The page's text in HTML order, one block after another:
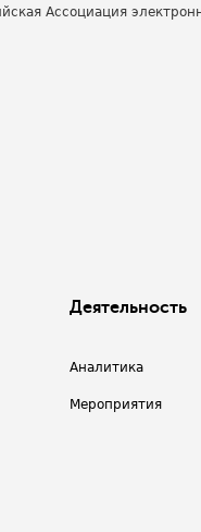
Ассоциация
Деятельность
Аналитика
Мероприятия